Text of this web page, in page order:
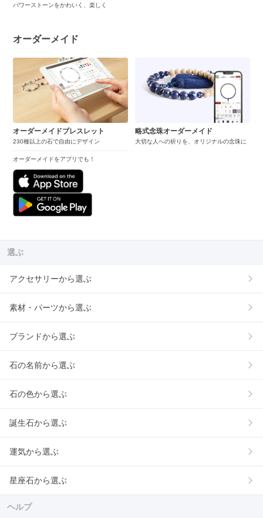
パワーストーンをかわいく、楽しく
オーダーメイド
オーダーメイドブレスレット
230種以上の石で自由にデザイン
オーダーメイドをアプリでも！
略式念珠オーダーメイド
大切な人への祈りを、オリジナルの念珠に
選ぶ
アクセサリーから選ぶ
素材・パーツから選ぶ
ブランドから選ぶ
石の名前から選ぶ
石の色から選ぶ
誕生石から選ぶ
運気から選ぶ
星座石から選ぶ
ヘルプ